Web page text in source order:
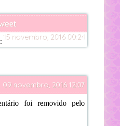
15 novembro, 2016 00:24
09 novembro, 2016 12:07
foi removido pelo